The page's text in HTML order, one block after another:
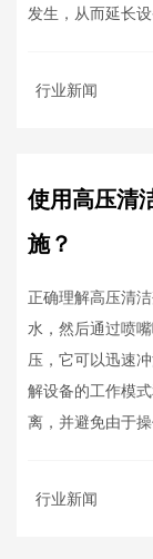
发生，从而延长
行业新闻
使用高压清
施？
正确理解高压清
水，然后通过喷
压，它可以迅速
解设备的工作模
离，并避免由于
行业新闻